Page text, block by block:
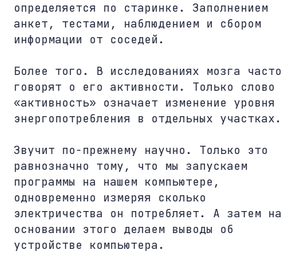
определяется по старинке. Заполнением
анкет, тестами, наблюдением и сбором
информации от соседей.
Более того. В исследованиях мозга часто
говорят о его активности. Только слово
«активность» означает изменение уровня
энергопотребления в отдельных участках.
Звучит по-прежнему научно. Только это
равнозначно тому, что мы запускаем
программы на нашем компьютере,
одновременно измеряя сколько
электричества он потребляет. А затем на
основании этого делаем выводы об
устройстве компьютера.